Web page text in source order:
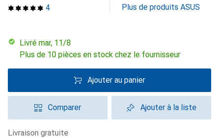
4 Plus de produits ASUS
Livré mar, 11/8
Plus de 10 pièces en stock chez le fournisseur
Ajouter au panier
Comparer Ajouter à la liste
livraison gratuite